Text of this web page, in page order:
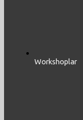
Workshoplar